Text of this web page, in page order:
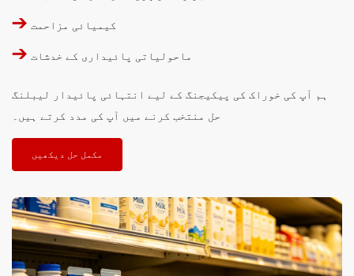
➔ کیمیائی مزاحمت
➔ ماحولیاتی پائیداری کے خدشات
ہم آپ کی خوراک کی پیکیجنگ کے لیے انتہائی پائیدار لیبلنگ
حل منتخب کرنے میں آپ کی مدد کرتے ہیں۔
مکمل حل دیکھیں